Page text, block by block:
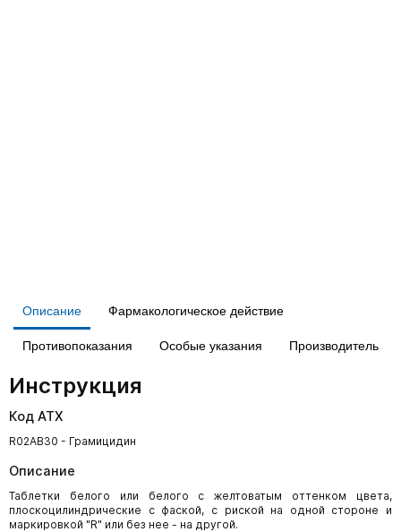
Описание Фармакологическое действие
Противопоказания Особые указания Производитель
Инструкция
Код АТХ
R02AB30 - Грамицидин
Описание
Таблетки белого или белого с желтоватым оттенком цвета,
плоскоцилиндрические с фаской, с риской на одной стороне и
маркировкой "R" или без нее - на другой.